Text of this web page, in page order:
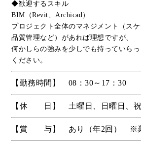
◆歓迎するスキル
BIM（Revit、Archicad）
プロジェクト全体のマネジメント（ス
品質管理など）があれば理想ですが、
何かしらの強みを少しでも持っていら
ください。
【勤務時間】 08：30～17：30
【休 日】 土曜日、日曜日、祝
【賞 与】 あり（年2回） ※